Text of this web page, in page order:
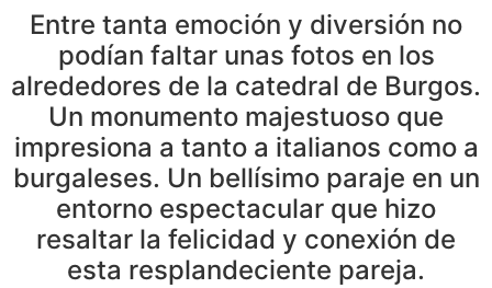
Entre tanta emoción y diversión no
podían faltar unas fotos en los
alrededores de la catedral de Burgos.
Un monumento majestuoso que
impresiona a tanto a italianos como a
burgaleses. Un bellísimo paraje en un
entorno espectacular que hizo
resaltar la felicidad y conexión de
esta resplandeciente pareja.